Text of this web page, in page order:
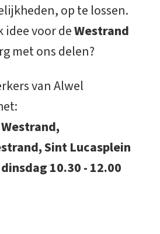
op te lossen.
idee voor deWestrand
met ons delen?
van Alwel
Sint Lucasplein
10.30 - 12.00